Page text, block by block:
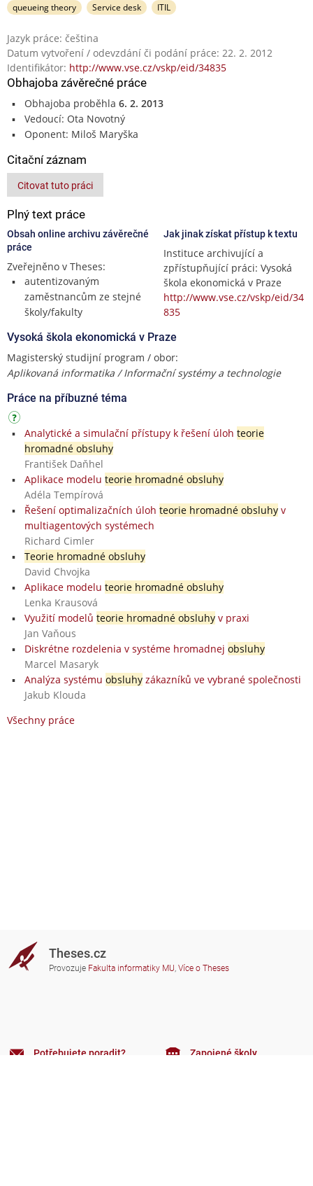
queueing theory
Service desk ITIL
Jazyk práce: čeština
Datum vytvoření / odevzdání či podání práce: 22. 2. 2012
Identifikátor: http://www.vse.cz/vskp/eid/34835
Obhajoba závěrečné práce
Obhajoba proběhla 6. 2. 2013
Vedoucí: Ota Novotný
Oponent: Miloš Maryška
Citační záznam
Citovat tuto práci
Plný text práce
Obsah online archivu závěrečné
práce
Zveřejněno v Theses:
autentizovaným
zaměstnancům ze stejné
školy/fakulty
Jak jinak získat přístup k textu
Instituce archivující a
zpřístupňující práci: Vysoká
škola ekonomická v Praze
http://www.vse.cz/vskp/eid/34
835
Vysoká škola ekonomická v Praze
Magisterský studijní program / obor:
Aplikovaná informatika / Informační systémy a technologie
Práce na příbuzné téma
Analytické a simulační přístupy k řešení úloh teorie
hromadné obsluhy
František Daňhel
Aplikace modelu teorie hromadné obsluhy
Adéla Tempírová
Řešení optimalizačních úloh teorie hromadné obsluhyv
multiagentových systémech
Richard Cimler
Teorie hromadné obsluhy
David Chvojka
Aplikace modelu teorie hromadné obsluhy
Lenka Krausová
Využití modelů teorie hromadné obsluhyv praxi
Jan Vaňous
Diskrétne rozdelenia v systéme hromadnej obsluhy
Marcel Masaryk
Analýza systému obsluhyzákazníků ve vybrané společnosti
Jakub Klouda
Všechny práce
Theses.cz
Provozuje Fakulta informatiky MU, Více o Theses
Potřebujete poradit? Zapojené školy